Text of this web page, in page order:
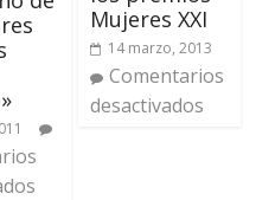
Mujeres XXI
14 marzo, 2013
Comentarios
desactivados